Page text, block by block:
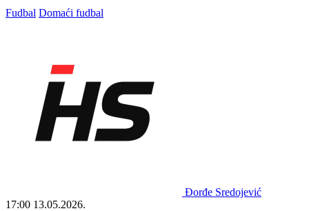
Fudbal Domaći fudbal
Đorđe Sredojević
17:00 13.05.2026.